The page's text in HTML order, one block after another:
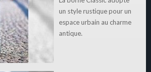
un style rustique pour un
espace urbain au charme
antique.